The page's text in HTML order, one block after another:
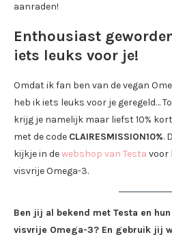
aanraden!
Enthousiast
iets leuks voor je!
Omdat ik fan ben van de vegan
heb ik iets leuks voor je geregeld…
krijg je namelijk maar liefst 10%
met de code CLAIRESMISSION10%.
kijkje in dewebshop van Testa voor
visvrije Omega-3.
Ben jij al bekend met Testa en
visvrije Omega-3? En gebruik jij